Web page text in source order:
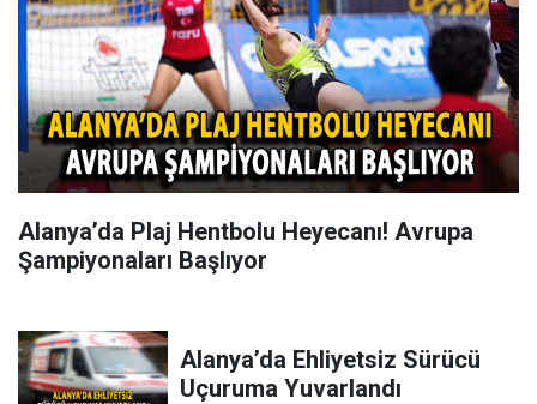
Alanya’da Plaj Hentbolu Heyecanı! Avrupa
Şampiyonaları Başlıyor
Alanya’da Ehliyetsiz Sürücü
Uçuruma Yuvarlandı